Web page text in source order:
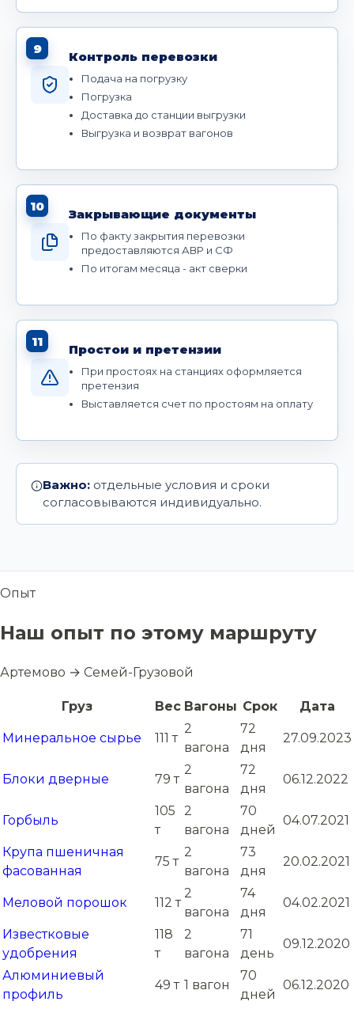
9
Контроль перевозки
Подача на погрузку
Погрузка
Доставка до станции выгрузки
Выгрузка и возврат вагонов
10
Закрывающие документы
По факту закрытия перевозки
предоставляются АВР и СФ
По итогам месяца - акт сверки
11
Простои и претензии
При простоях на станциях оформляется
претензия
Выставляется счет по простоям на оплату
Важно: отдельные условия и сроки
согласовываются индивидуально.
Опыт
Наш опыт по этому маршруту
Артемово → Семей-Грузовой
Груз Вес Вагоны Срок Дата
Минеральное сырье 111 т
2
вагона
72
дня
27.09.2023
Блоки дверные 79 т
2
вагона
72
дня
06.12.2022
Горбыль
105
т
2
вагона
70
дней
04.07.2021
Крупа пшеничная
фасованная
75 т
2
вагона
73
дня
20.02.2021
Меловой порошок 112 т
2
вагона
74
дня
04.02.2021
Известковые
удобрения
118
т
2
вагона
71
день
09.12.2020
Алюминиевый
профиль
49 т 1 вагон
70
дней
06.12.2020